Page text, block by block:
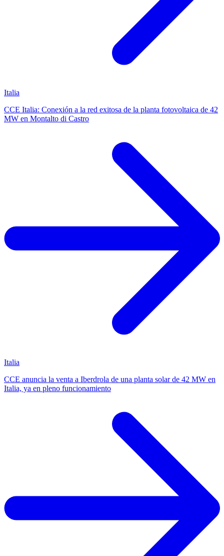
Italia
CCE Italia: Conexión a la red exitosa de la planta fotovoltaica de 42
MW en Montalto di Castro
Italia
CCE anuncia la venta a Iberdrola de una planta solar de 42 MW en
Italia, ya en pleno funcionamiento